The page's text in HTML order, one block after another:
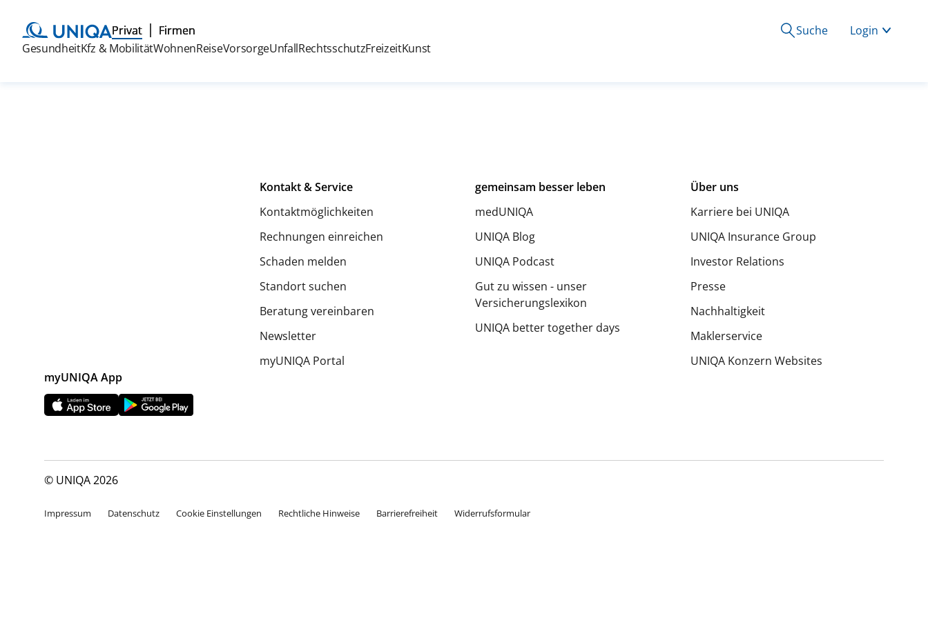
Privat Firmen Suche
Login
GesundheitKfz & MobilitätWohnenReiseVorsorgeUnfallRechtsschutzFreizeitKunst
Kontakt & Service
Kontaktmöglichkeiten
Rechnungen einreichen
Schaden melden
Standort suchen
Beratung vereinbaren
Newsletter
myUNIQA Portal
gemeinsam besser leben
medUNIQA
UNIQA Blog
UNIQA Podcast
Gut zu wissen - unser
Versicherungslexikon
UNIQA better together days
Über uns
Karriere bei UNIQA
UNIQA Insurance Group
Investor Relations
Presse
Nachhaltigkeit
Maklerservice
UNIQA Konzern Websites
myUNIQA App
© UNIQA 2026
Impressum Datenschutz Cookie Einstellungen Rechtliche Hinweise Barrierefreiheit Widerrufsformular